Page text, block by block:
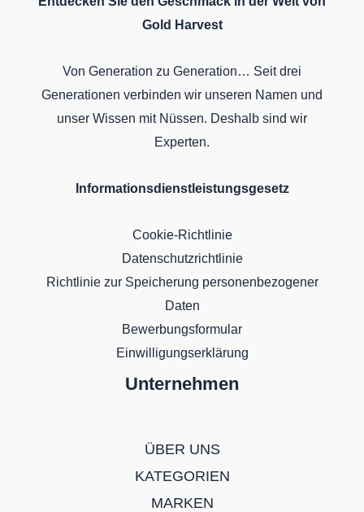
Gold Harvest
Von Generation zu Generation… Seit drei
Generationen verbinden wir unseren Namen und
unser Wissen mit Nüssen. Deshalb sind wir
Experten.
Informationsdienstleistungsgesetz
Cookie-Richtlinie
Datenschutzrichtlinie
Richtlinie zur Speicherung personenbezogener
Daten
Bewerbungsformular
Einwilligungserklärung
Unternehmen
ÜBER UNS
KATEGORIEN
MARKEN